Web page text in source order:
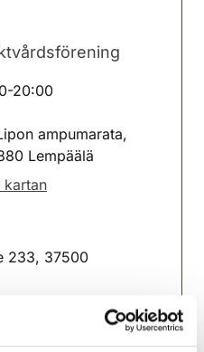
20:00
ampumarata,
Lempäälä
kartan
233, 37500
keskiviikkoisin
19.8, 26.8, 2.9.klo